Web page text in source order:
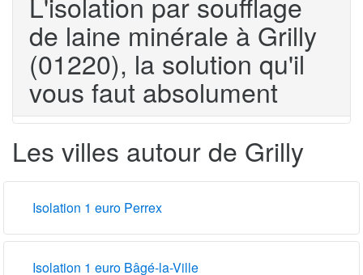
de laine minérale à Grilly
(01220), la solution qu'il
vous faut absolument
Les villes autour de Grilly
Isolation 1 euro Perrex
Isolation 1 euro Bâgé-la-Ville